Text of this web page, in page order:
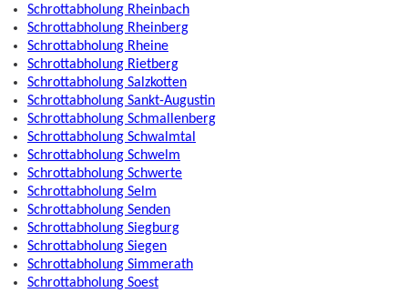
Schrottabholung Rheinbach
Schrottabholung Rheinberg
Schrottabholung Rheine
Schrottabholung Rietberg
Schrottabholung Salzkotten
Schrottabholung Sankt-Augustin
Schrottabholung Schmallenberg
Schrottabholung Schwalmtal
Schrottabholung Schwelm
Schrottabholung Schwerte
Schrottabholung Selm
Schrottabholung Senden
Schrottabholung Siegburg
Schrottabholung Siegen
Schrottabholung Simmerath
Schrottabholung Soest